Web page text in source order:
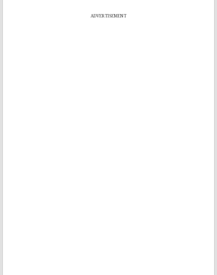
ADVERTISEMENT